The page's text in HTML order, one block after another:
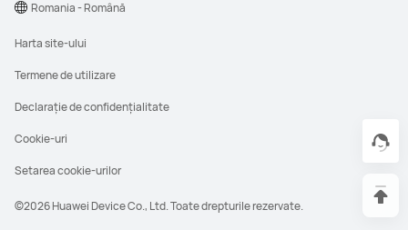
©2026 Huawei Device Co., Ltd. Toate drepturile rezervate.
Harta site-ului
Termene de utilizare
Declarație de confidențialitate
Cookie-uri
Setarea cookie-urilor
Romania - Română